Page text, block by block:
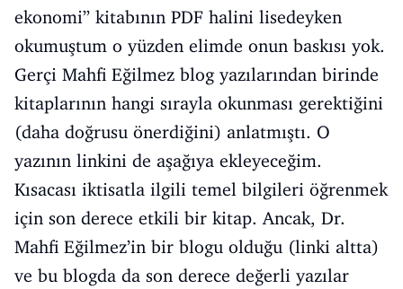
ekonomi” kitabının PDF halini lisedeyken
okumuştum o yüzden elimde onun baskısı yok.
Gerçi Mahfi Eğilmez blog yazılarından birinde
kitaplarının hangi sırayla okunması gerektiğini
(daha doğrusu önerdiğini) anlatmıştı. O
yazının linkini de aşağıya ekleyeceğim.
Kısacası iktisatla ilgili temel bilgileri öğrenmek
için son derece etkili bir kitap. Ancak, Dr.
Mahfi Eğilmez’in bir blogu olduğu (linki altta)
ve bu blogda da son derece değerli yazılar